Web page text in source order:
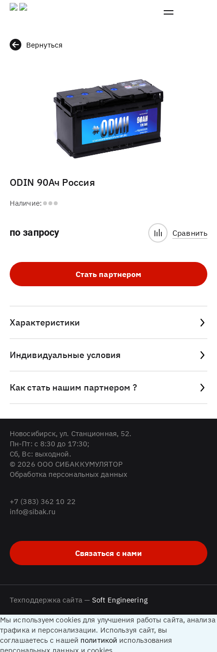
Вернуться
ODIN 90Ач Россия
Наличие:
по запросу Сравнить
Стать партнером
Характеристики
Индивидуальные условия
Как стать нашим партнером ?
Новосибирск, ул. Станционная, 52.
Пн-Пт: с 8:30 до 17:30;
Cб, Вс: выходной.
© 2026 ООО СИБАККУМУЛЯТОР
Обработка персональных данных
+7 (383) 362 10 22
info@sibak.ru
Связаться с нами
Техподдержка сайта —Soft Engineering
Мы используем cookies для улучшения работы сайта, анализа
трафика и персонализации. Используя сайт, вы
соглашаетесь с нашей политикой использования